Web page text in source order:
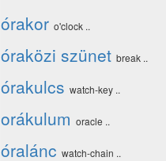
órakor o'clock ..
óraközi szünet break ..
órakulcs watch-key ..
orákulum oracle ..
óralánc watch-chain ..